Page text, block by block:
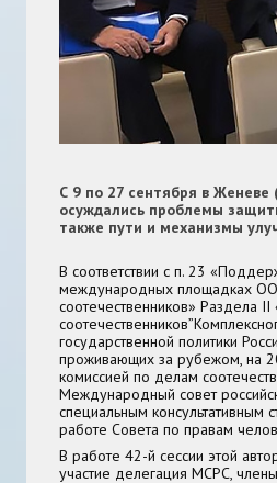
С 9 по 27 сентября в
осуждались проблемы
также пути и механизмы
В соответствии с п. 23
международных площадках
соотечественников» Раздела
государственной политики
проживающих за рубежом, на
комиссией по делам
Международный совет
специальным
работе Совета по правам
В работе 42-й сессии этой
участие делегация МСРС,